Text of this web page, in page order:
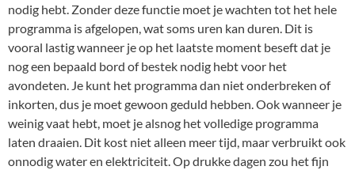
nodig hebt. Zonder deze functie moet je wachten tot het hele
programma is afgelopen, wat soms uren kan duren. Dit is
vooral lastig wanneer je op het laatste moment beseft dat je
nog een bepaald bord of bestek nodig hebt voor het
avondeten. Je kunt het programma dan niet onderbreken of
inkorten, dus je moet gewoon geduld hebben. Ook wanneer je
weinig vaat hebt, moet je alsnog het volledige programma
laten draaien. Dit kost niet alleen meer tijd, maar verbruikt ook
onnodig water en elektriciteit. Op drukke dagen zou het fijn